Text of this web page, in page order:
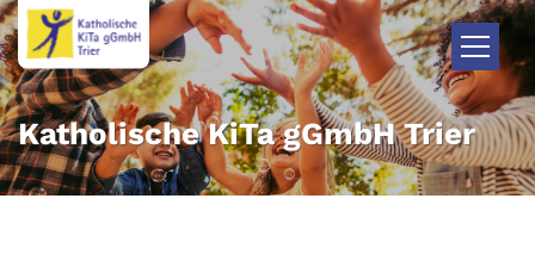
Zum Inhalt springen
Katholische KiTa gGmbH Trier